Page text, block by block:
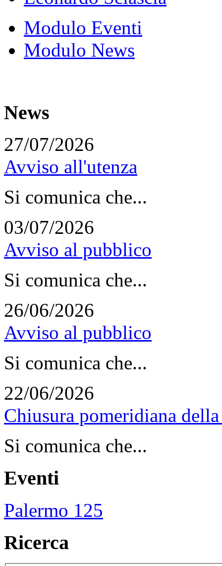
Modulo Eventi
Modulo News
News
27/07/2026
Avviso all'utenza
Si comunica che...
03/07/2026
Avviso al pubblico
Si comunica che...
26/06/2026
Avviso al pubblico
Si comunica che...
22/06/2026
Chiusura pomeridiana
Si comunica che...
Eventi
Palermo 125
Ricerca